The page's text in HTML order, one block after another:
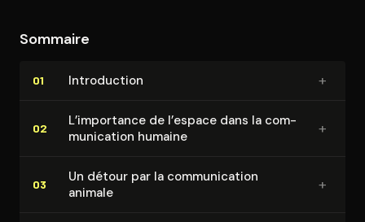
Sommaire
01 In­tro­duc­tion +
02
L’importance de l’espace dans la com­
mu­ni­ca­tion humaine
+
03
Un détour par la com­mu­ni­ca­tion
animale
+